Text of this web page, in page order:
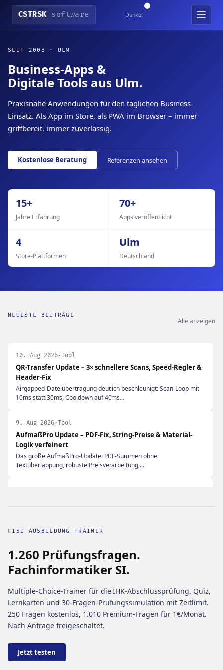
CSTRSK software Dunkel
SEIT 2008 · ULM
Business-Apps &
Digitale Tools aus Ulm.
Praxisnahe Anwendungen für den täglichen Business-
Einsatz. Als App im Store, als PWA im Browser – immer
griffbereit, immer zuverlässig.
Kostenlose Beratung Referenzen ansehen
15+
Jahre Erfahrung
70+
Apps veröffentlicht
4
Store-Plattformen
Ulm
Deutschland
NEUESTE BEITRÄGE
Alle anzeigen
10. Aug 2026·Tool
QR-Transfer Update – 3× schnellere Scans, Speed-Regler &
Header-Fix
Airgapped-Dateiübertragung deutlich beschleunigt: Scan-Loop mit
10ms statt 30ms, Cooldown auf 40ms...
9. Aug 2026·Tool
AufmaßPro Update – PDF-Fix, String-Preise & Material-
Logik verfeinert
Das große AufmaßPro-Update: PDF-Summen ohne
Textüberlappung, robuste Preisverarbeitung,...
Körpersprache, Selbstschutz,...
7. Aug 2026 ·Tool
QR-Transfer – Dateien airgapped per QR-Code übertragen
Kamera scannen, Datei...
6. Aug 2026·Tool
AufmaßPro – Aufmaß, Material & Angebot in Minuten
Fliesen, Boden, Tapete) und in Minuten...
FISI AUSBILDUNG TRAINER
1.260 Prüfungsfragen.
Fachinformatiker SI.
Multiple-Choice-Trainer für die IHK-Abschlussprüfung. Quiz,
Lernkarten und 30-Fragen-Prüfungssimulation mit Zeitlimit.
250 Fragen kostenlos, 1.010 Premium-Fragen für 1€/Monat.
Nach Anfrage freigeschaltet.
Jetzt testen